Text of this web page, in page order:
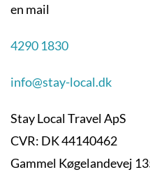
en mail
4290 1830
info@stay-local.dk
Stay Local Travel ApS
CVR: DK 44140462
Gammel Køgelandevej